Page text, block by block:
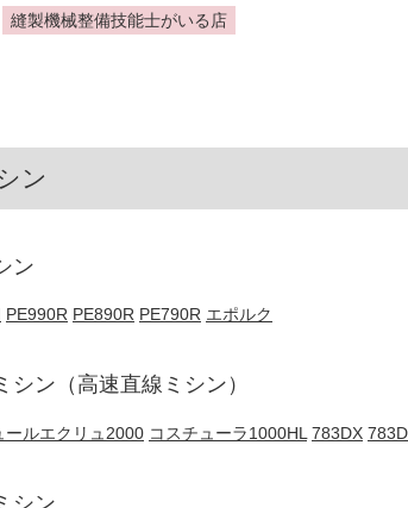
縫製機械整備技能士がいる店
ン
ン
PE990R PE890R PE790R エポルク
シン（高速直線ミシン）
ールエクリュ2000 コスチューラ1000HL 783DX
シン